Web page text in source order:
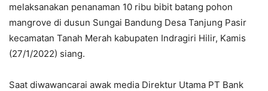
melaksanakan penanaman 10 ribu bibit batang pohon
mangrove di dusun Sungai Bandung Desa Tanjung Pasir
kecamatan Tanah Merah kabupaten Indragiri Hilir, Kamis
(27/1/2022) siang.
Saat diwawancarai awak media Direktur Utama PT Bank